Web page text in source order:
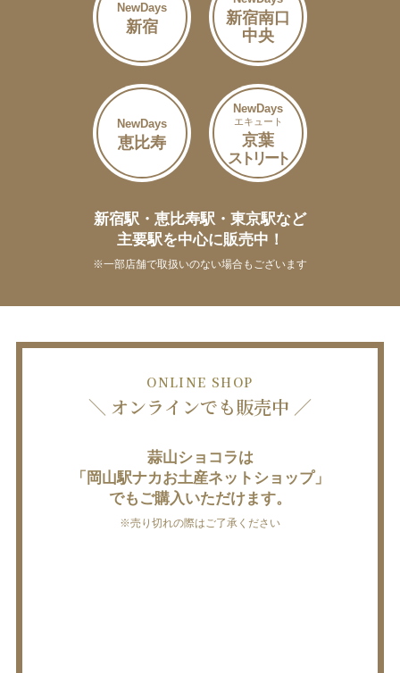
NewDays
新宿
新宿南口
中央
NewDays
恵比寿
NewDays
エキュート
京葉
ストリート
新宿駅・恵比寿駅・東京駅など
主要駅を中心に販売中！
※一部店舗で取扱いのない場合もございます
ONLINE SHOP
＼ オンラインでも販売中 ／
蒜山ショコラは
「岡山駅ナカお土産ネットショップ」
でもご購入いただけます。
※売り切れの際はご了承ください